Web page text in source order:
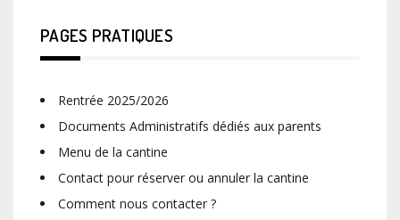
PAGES PRATIQUES
Rentrée 2025/2026
Documents Administratifs dédiés aux parents
Menu de la cantine
Contact pour réserver ou annuler la cantine
Comment nous contacter ?